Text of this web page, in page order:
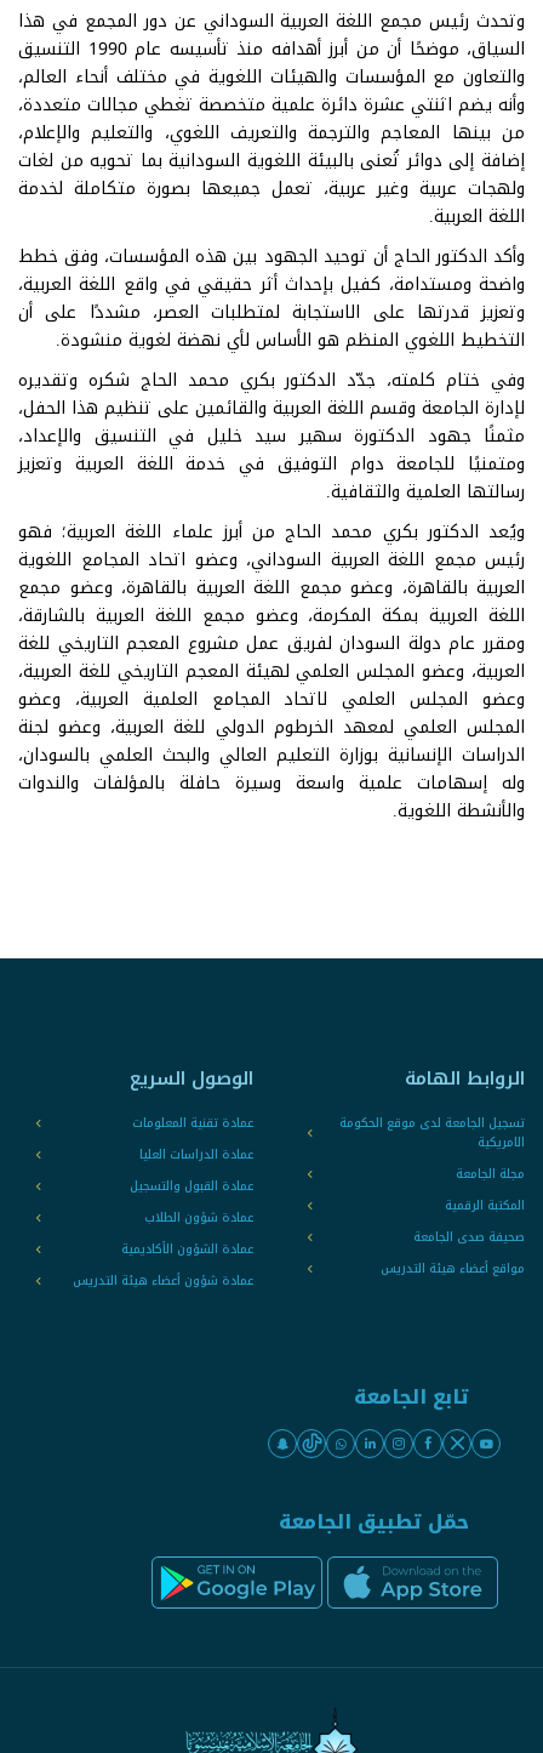
وتحدث رئيس مجمع اللغة العربية السوداني عن دور المجمع في هذا
السياق، موضحًا أن من أبرز أهدافه منذ تأسيسه عام 1990 التنسيق
والتعاون مع المؤسسات والهيئات اللغوية في مختلف أنحاء العالم،
وأنه يضم اثنتي عشرة دائرة علمية متخصصة تغطي مجالات متعددة،
من بينها المعاجم والترجمة والتعريف اللغوي، والتعليم والإعلام،
إضافة إلى دوائر تُعنى بالبيئة اللغوية السودانية بما تحويه من لغات
ولهجات عربية وغير عربية، تعمل جميعها بصورة متكاملة لخدمة
اللغة العربية.
وأكد الدكتور الحاج أن توحيد الجهود بين هذه المؤسسات، وفق خطط
واضحة ومستدامة، كفيل بإحداث أثر حقيقي في واقع اللغة العربية،
وتعزيز قدرتها على الاستجابة لمتطلبات العصر، مشددًا على أن
التخطيط اللغوي المنظم هو الأساس لأي نهضة لغوية منشودة.
وفي ختام كلمته، جدّد الدكتور بكري محمد الحاج شكره وتقديره
لإدارة الجامعة وقسم اللغة العربية والقائمين على تنظيم هذا الحفل،
مثمنًا جهود الدكتورة سهير سيد خليل في التنسيق والإعداد،
ومتمنيًا للجامعة دوام التوفيق في خدمة اللغة العربية وتعزيز
رسالتها العلمية والثقافية.
ويُعد الدكتور بكري محمد الحاج من أبرز علماء اللغة العربية؛ فهو
رئيس مجمع اللغة العربية السوداني، وعضو اتحاد المجامع اللغوية
العربية بالقاهرة، وعضو مجمع اللغة العربية بالقاهرة، وعضو مجمع
اللغة العربية بمكة المكرمة، وعضو مجمع اللغة العربية بالشارقة،
ومقرر عام دولة السودان لفريق عمل مشروع المعجم التاريخي للغة
العربية، وعضو المجلس العلمي لهيئة المعجم التاريخي للغة العربية،
وعضو المجلس العلمي لاتحاد المجامع العلمية العربية، وعضو
المجلس العلمي لمعهد الخرطوم الدولي للغة العربية، وعضو لجنة
الدراسات الإنسانية بوزارة التعليم العالي والبحث العلمي بالسودان،
وله إسهامات علمية واسعة وسيرة حافلة بالمؤلفات والندوات
والأنشطة اللغوية.
الروابط الهامة
تسجيل الجامعة لدى موقع الحكومة
الامريكية
مجلة الجامعة
المكتبة الرقمية
صحيفة صدى الجامعة
مواقع أعضاء هيئة التدريس
الوصول السريع
عمادة تقنية المعلومات
عمادة الدراسات العليا
عمادة القبول والتسجيل
عمادة شؤون الطلاب
عمادة الشؤون الأكاديمية
عمادة شؤون أعضاء هيئة التدريس
تابع الجامعة
حمّل تطبيق الجامعة